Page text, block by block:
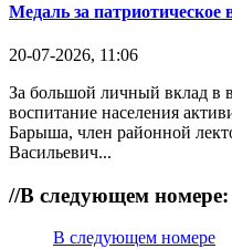
Медаль за патриотическое
20-07-2026, 11:06
За большой личный вклад в
воспитание населения
Барыша, член районной
Васильевич...
//В следующем номере:
В следующем номере